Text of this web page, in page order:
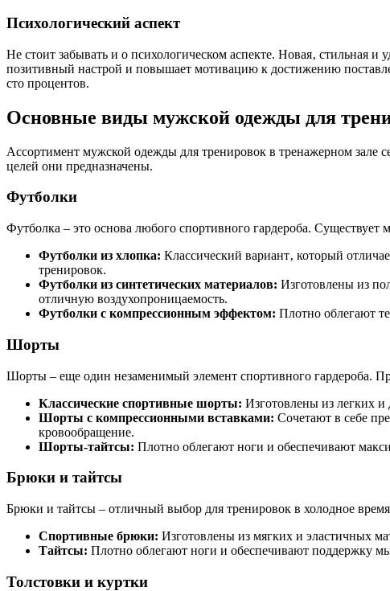
Психологический аспект
Не стоит забывать и о психологическом аспекте. Новая‚ стильная
позитивный настрой и повышает мотивацию к достижению
сто процентов.
Основные виды мужской одежды для
Ассортимент мужской одежды для тренировок в тренажерном зале
целей они предназначены.
Футболки
Футболка – это основа любого спортивного гардероба.
Футболки из хлопка: Классический вариант‚ который
тренировок.
Футболки из синтетических материалов: Изготовлены из
отличную воздухопроницаемость.
Футболки с компрессионным эффектом: Плотно облегают
Шорты
Шорты – еще один незаменимый элемент спортивного гардероба.
Классические спортивные шорты: Изготовлены из легких
Шорты с компрессионными вставками: Сочетают в себе
кровообращение.
Шорты-тайтсы: Плотно облегают ноги и обеспечивают
Брюки и тайтсы
Брюки и тайтсы – отличный выбор для тренировок в холодное
Спортивные брюки: Изготовлены из мягких и эластичных
Тайтсы: Плотно облегают ноги и обеспечивают поддержку
Толстовки и куртки